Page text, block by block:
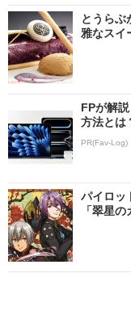
とうら
雅なスイ
FPが解
方法とは
PR(Fav-Log)
パイロッ
「翠星